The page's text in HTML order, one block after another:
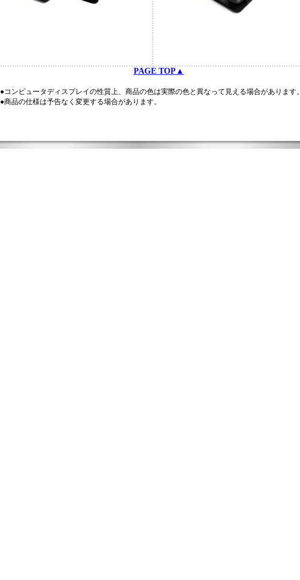
PAGE TOP▲
●コンピュータディスプレイの性質上、商品の色は実際の色と異なって見える場合があります。
●商品の仕様は予告なく変更する場合があります。